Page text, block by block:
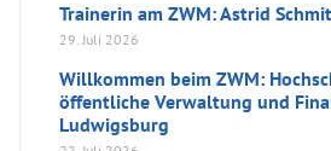
Trainerin am ZWM: Astrid
29. Juli 2026
Willkommen beim ZWM:
öffentliche Verwaltung und
Ludwigsburg